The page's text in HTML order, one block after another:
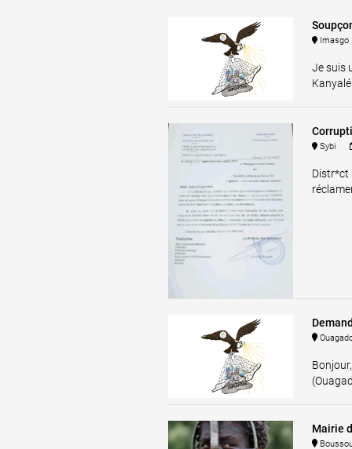
Imasgo
Je suis
Sybi
Distr*ct
Mairie